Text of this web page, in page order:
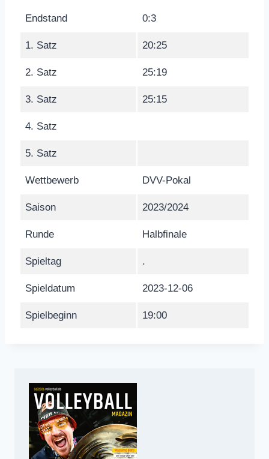
Endstand 0:3
1. Satz 20:25
2. Satz 25:19
3. Satz 25:15
4. Satz
5. Satz
Wettbewerb DVV-Pokal
Saison 2023/2024
Runde Halbfinale
Spieltag .
Spieldatum 2023-12-06
Spielbeginn 19:00